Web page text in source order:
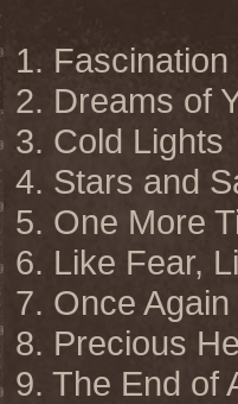
1. Fascination
2. Dreams of
3. Cold Lights
4. Stars and
5. One More
6. Like Fear,
7. Once Again
8. Precious
9. The End of